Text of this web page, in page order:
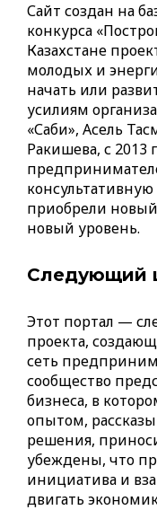
Сайт создан на
конкурса
Казахстане
молодых и
начать или
усилиям
«Саби», Асель
Ракишева, с 2013
приобрели
новый уровень.
Следующий
Этот портал —
проекта,
сеть
сообщество
бизнеса, в
опытом,
решения,
убеждены, что
инициатива и
двигать